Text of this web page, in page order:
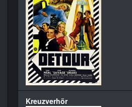
Kreuzverhör